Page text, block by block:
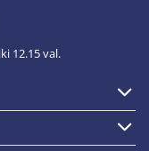
12.15 val.